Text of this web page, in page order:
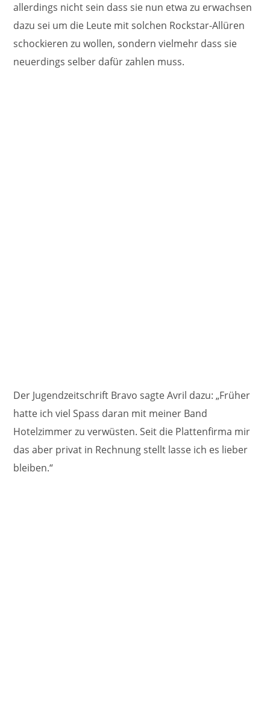
allerdings nicht sein dass sie nun etwa zu erwachsen
dazu sei um die Leute mit solchen Rockstar-Allüren
schockieren zu wollen, sondern vielmehr dass sie
neuerdings selber dafür zahlen muss.
Der Jugendzeitschrift Bravo sagte Avril dazu: „Früher
hatte ich viel Spass daran mit meiner Band
Hotelzimmer zu verwüsten. Seit die Plattenfirma mir
das aber privat in Rechnung stellt lasse ich es lieber
bleiben.“